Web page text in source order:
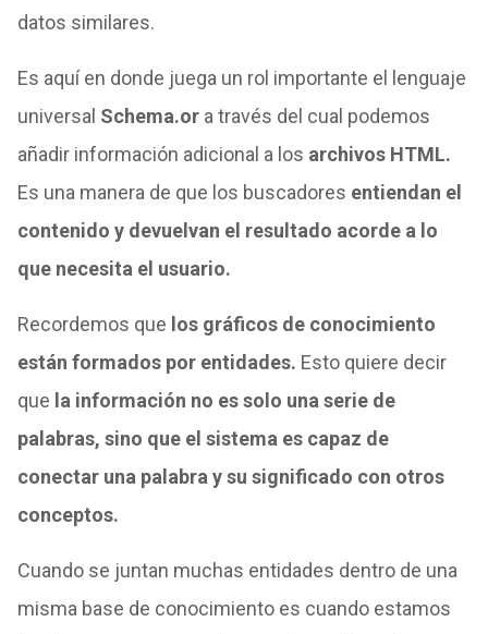
datos similares.
Es aquí en donde juega un rol importante el lenguaje
universal Schema.ora través del cual podemos
añadir información adicional a los archivos HTML.
Es una manera de que los buscadores entiendan el
contenido y devuelvan el resultado acorde a lo
que necesita el usuario.
Recordemos que los gráficos de conocimiento
están formados por entidades. Esto quiere decir
que la información no es solo una serie de
palabras, sino que el sistema es capaz de
conectar una palabra y su significado con otros
conceptos.
Cuando se juntan muchas entidades dentro de una
misma base de conocimiento es cuando estamos